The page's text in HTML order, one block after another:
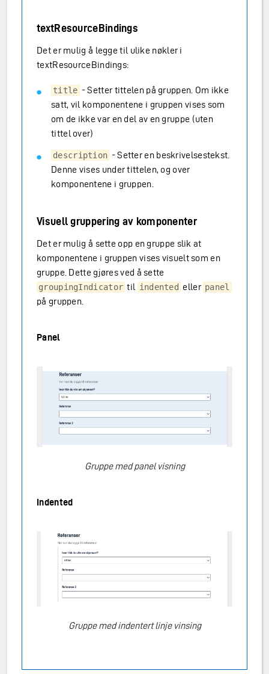
textResourceBindings
Det er mulig å legge til ulike nøkler i
textResourceBindings:
title - Setter tittelen på gruppen. Om ikke
satt, vil komponentene i gruppen vises som
om de ikke var en del av en gruppe (uten
tittel over)
description - Setter en beskrivelsestekst.
Denne vises under tittelen, og over
komponentene i gruppen.
Visuell gruppering av komponenter
Det er mulig å sette opp en gruppe slik at
komponentene i gruppen vises visuelt som en
gruppe. Dette gjøres ved å sette
groupingIndicator til indented eller panel
på gruppen.
Panel
Gruppe med panel visning
Indented
Gruppe med indentert linje vinsing